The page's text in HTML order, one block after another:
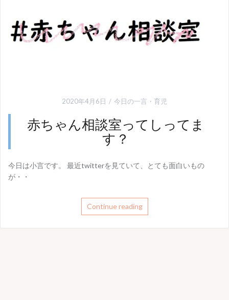
2020年4月6日 今日の一言 ・ 育児
赤ちゃん相談室ってしってま
す？
今日は小言です。 最近twitterを見ていて、とても面白いもの
が・・
Continue reading